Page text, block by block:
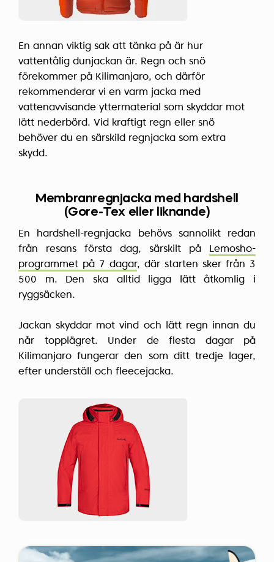
En annan viktig sak att tänka på är hur
vattentålig dunjackan är. Regn och snö
förekommer på Kilimanjaro, och därför
rekommenderar vi en varm jacka med
vattenavvisande yttermaterial som skyddar mot
lätt nederbörd. Vid kraftigt regn eller snö
behöver du en särskild regnjacka som extra
skydd.
Membranregnjacka med hardshell
(Gore-Tex eller liknande)
En hardshell-regnjacka behövs sannolikt redan
från resans första dag, särskilt på
Lemosho-
programmet på 7 dagar, där starten sker från 3
500 m. Den ska alltid ligga lätt åtkomlig i
ryggsäcken.
Jackan skyddar mot vind och lätt regn innan du
når topplägret. Under de flesta dagar på
Kilimanjaro fungerar den som ditt tredje lager,
efter underställ och fleecejacka.